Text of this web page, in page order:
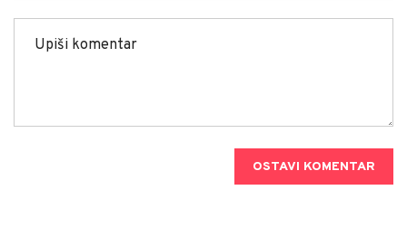
OSTAVI KOMENTAR